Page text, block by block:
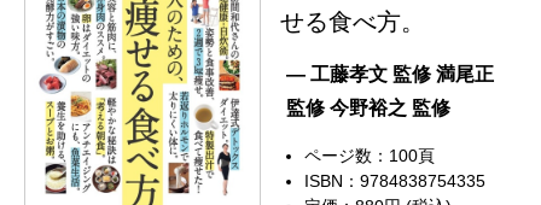
せる食べ方。
— 工藤孝文 監修 満尾正
監修 今野裕之 監修
ページ数：100頁
ISBN：9784838754335